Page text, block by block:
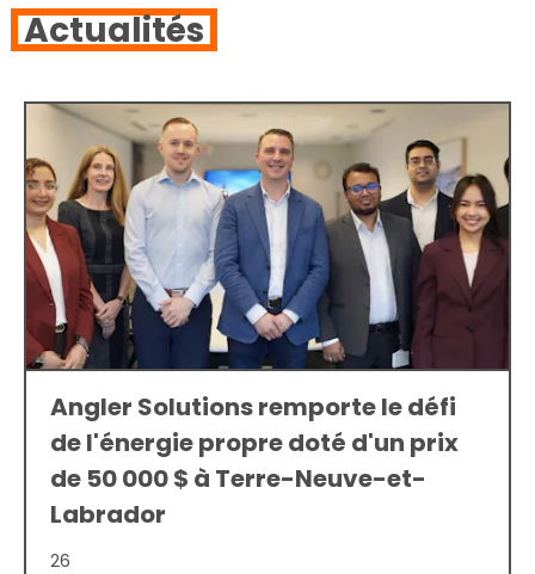
Actualités
Angler Solutions remporte le défi
de l'énergie propre doté d'un prix
de 50 000 $ à Terre-Neuve-et-
Labrador
26